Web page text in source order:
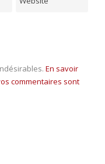
En savoir
commentaires sont